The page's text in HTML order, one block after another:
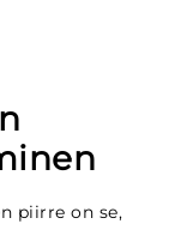
piirre on se,